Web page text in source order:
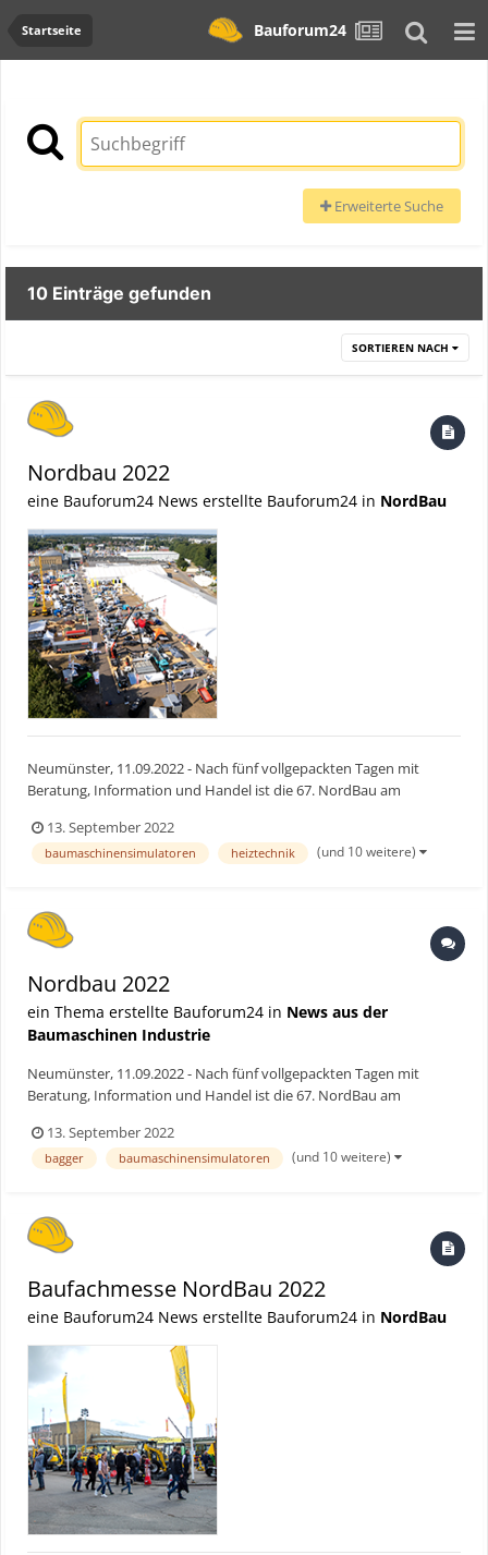
Startseite Bauforum24
Erweiterte Suche
10 Einträge gefunden
SORTIEREN NACH
Nordbau 2022
eine Bauforum24 News erstellte Bauforum24 in NordBau
Neumünster, 11.09.2022 - Nach fünf vollgepackten Tagen mit
Beratung, Information und Handel ist die 67. NordBau am
und 587 Ausstellenden aus 13 Ländern zu Ende gegangen. Die
größte Kompaktmesse des Bauens im nördlichen Europa hat mit
13. September 2022
baumaschinensimulatoren heiztechnik (und 10 weitere)
Nordbau 2022
ein Thema erstellte Bauforum24 in News aus der
Baumaschinen Industrie
Neumünster, 11.09.2022 - Nach fünf vollgepackten Tagen mit
Beratung, Information und Handel ist die 67. NordBau am
und 587 Ausstellenden aus 13 Ländern zu Ende gegangen. Die
größte Kompaktmesse des Bauens im nördlichen Europa hat mit
13. September 2022
bagger baumaschinensimulatoren (und 10 weitere)
Baufachmesse NordBau 2022
eine Bauforum24 News erstellte Bauforum24 in NordBau